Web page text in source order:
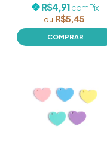
Color - Pacote com 05
unidades
R$5,45
R$4,91comPix